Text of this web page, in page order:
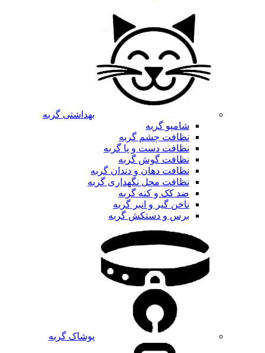
بهداشتی گربه
شامپو گربه
نظافت چشم گربه
نظافت دست و پا گربه
نظافت گوش گربه
نظافت دهان و دندان گربه
نظافت محل نگهداری گربه
ضد کک و کنه گربه
ناخن گیر و انبر گربه
برس و دستکش گربه
پوشاک گربه